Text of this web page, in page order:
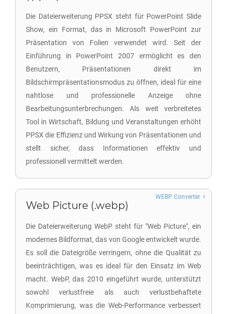
Die Dateierweiterung PPSX steht für PowerPoint Slide
Show, ein Format, das in Microsoft PowerPoint zur
Präsentation von Folien verwendet wird. Seit der
Einführung in PowerPoint 2007 ermöglicht es den
Benutzern, Präsentationen direkt im
Bildschirmpräsentationsmodus zu öffnen, ideal für eine
nahtlose und professionelle Anzeige ohne
Bearbeitungsunterbrechungen. Als weit verbreitetes
Tool in Wirtschaft, Bildung und Veranstaltungen erhöht
PPSX die Effizienz und Wirkung von Präsentationen und
stellt sicher, dass Informationen effektiv und
professionell vermittelt werden.
Web Picture (.webp)
Die Dateierweiterung WebP steht für "Web Picture", ein
modernes Bildformat, das von Google entwickelt wurde.
Es soll die Dateigröße verringern, ohne die Qualität zu
beeinträchtigen, was es ideal für den Einsatz im Web
macht. WebP, das 2010 eingeführt wurde, unterstützt
sowohl verlustfreie als auch verlustbehaftete
Komprimierung, was die Web-Performance verbessert
WEBP Converter